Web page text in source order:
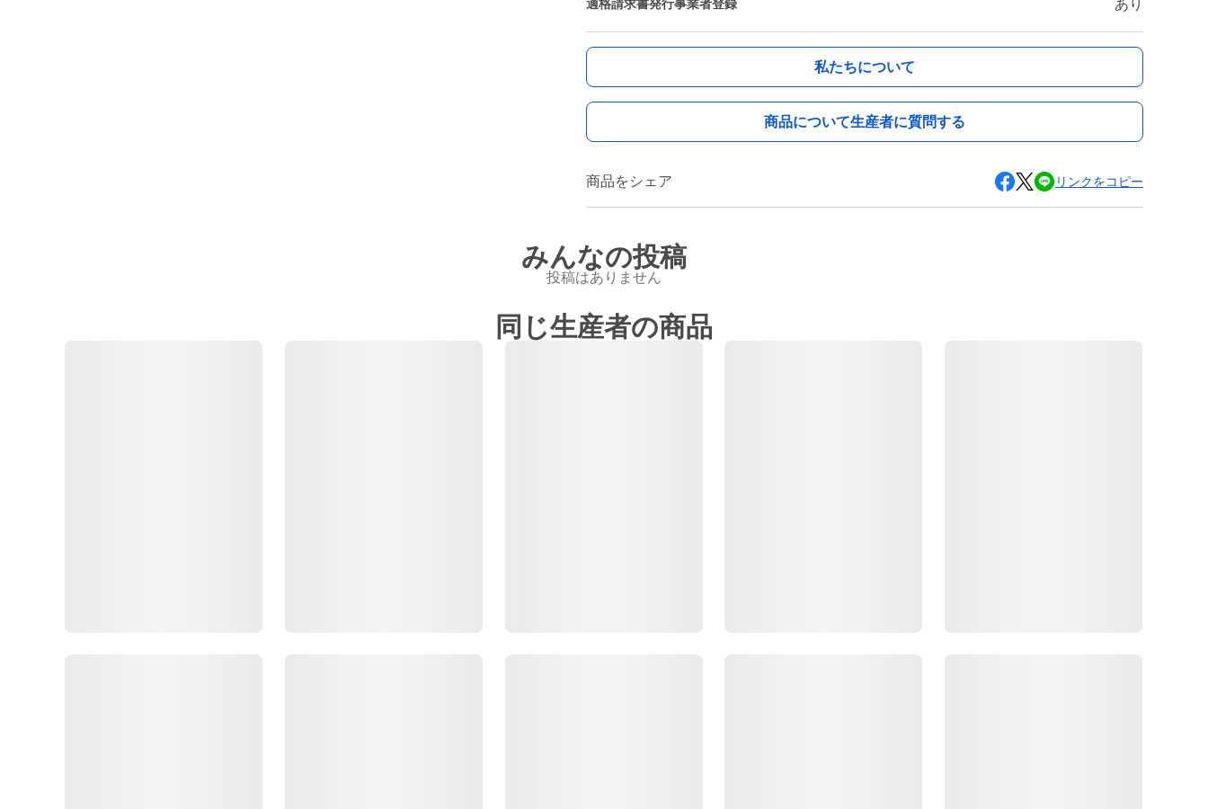
適格請求書発行事業者登録 あり
私たちについて
商品について生産者に質問する
商品をシェア リンクをコピー
みんなの投稿
投稿はありません
同じ生産者の商品